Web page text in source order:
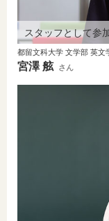
都留文科大学 文学部 英文
宮澤 舷 さん